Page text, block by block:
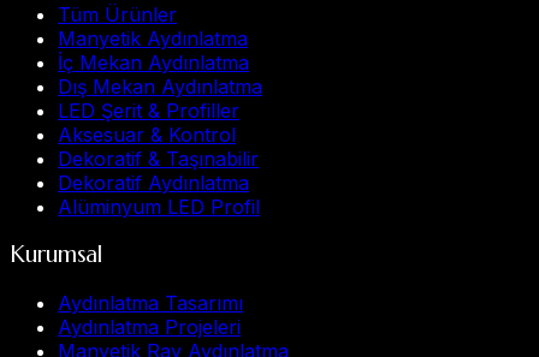
Tüm Ürünler
Manyetik Aydınlatma
İç Mekan Aydınlatma
Dış Mekan Aydınlatma
LED Şerit & Profiller
Aksesuar & Kontrol
Dekoratif & Taşınabilir
Dekoratif Aydınlatma
Alüminyum LED Profil
Kurumsal
Aydınlatma Tasarımı
Aydınlatma Projeleri
Manyetik Ray Aydınlatma